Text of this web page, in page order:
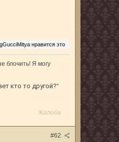
нравится это
блочить! Я могу
кто то другой?"
Жалоба
#62